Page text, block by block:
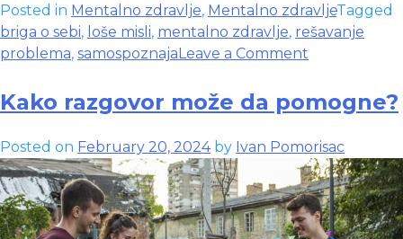
Posted in Mentalno zdravlje, Mentalno zdravljeTagged
briga o sebi, loše misli, mentalno zdravlje, rešavanje
problema, samospoznajaLeave a Comment
zdravlje
iz
ugla
Kako razgovor može da pomogne?
Posted on February 20, 2024by Ivan Pomorisac